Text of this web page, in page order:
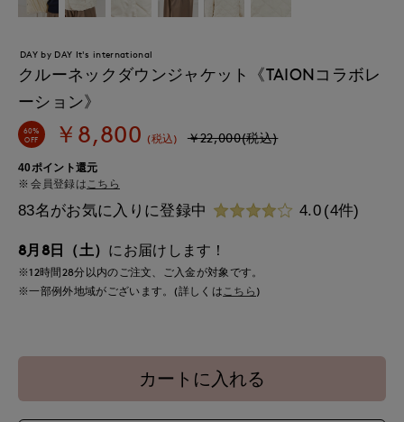
DAY by DAY It's international
クルーネックダウンジャケット《TAIONコラボレ
ーション》
60%
OFF
￥8,800 (税込) ￥22,000(税込)
40ポイント還元
会員登録はこちら
83名がお気に入りに登録中 4.0 (4件)
8月8日（土） にお届けします！
※12時間28分以内のご注文、ご入金が対象です。
※一部例外地域がございます。(詳しくは こちら )
カートに入れる